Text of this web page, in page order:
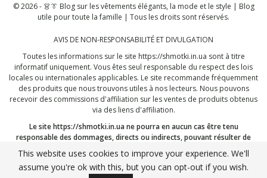
© 2026 - 👗👔 Blog sur les vêtements élégants, la mode et le style | Blog
utile pour toute la famille | Tous les droits sont réservés.
AVIS DE NON-RESPONSABILITÉ ET DIVULGATION
Toutes les informations sur le site https://shmotki.in.ua sont à titre
informatif uniquement. Vous êtes seul responsable du respect des lois
locales ou internationales applicables. Le site recommande fréquemment
des produits que nous trouvons utiles à nos lecteurs. Nous pouvons
recevoir des commissions d'affiliation sur les ventes de produits obtenus
via des liens d'affiliation.
Le sitehttps://shmotki.in.uane pourra en aucun cas être tenu
responsable des dommages, directs ou indirects, pouvant résulter de
l'utilisation ou de la mauvaise utilisation des informations publiées ici. En
continuant, vous reconnaissez avoir lu et accepté l'intégralité de notre
avertissement, et notrePolitique de confidentialité.
This website uses cookies to improve your experience. We'll
assume you're ok with this, but you can opt-out if you wish.